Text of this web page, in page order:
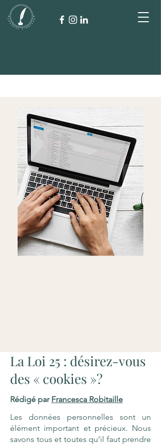
La Loi 25 : désirez-vous
des « cookies »?
Rédigé par Francesca Robitaille
Les données personnelles sont un
élément important et précieux. Nous
savons tous et toutes qu’il faut prendre